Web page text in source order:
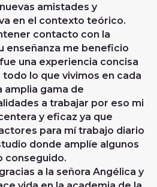
amistades y
en el contexto teórico.
contacto con la
enseñanza me beneficio
una experiencia concisa
lo que vivimos en cada
amplia gama de
a trabajar por eso mi
y eficaz ya que
para mí trabajo diario
donde amplíe algunos
conseguido.
a la señora Angélica y